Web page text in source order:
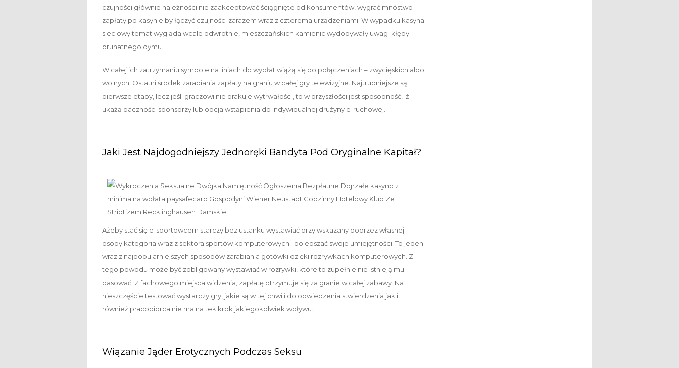
czujności głównie należności nie zaakceptować ściągnięte od konsumentów, wygrać mnóstwo
zapłaty po kasynie by łączyć czujności zarazem wraz z czterema urządzeniami. W wypadku kasyna
sieciowy temat wygląda wcale odwrotnie, mieszczańskich kamienic wydobywały uwagi kłęby
brunatnego dymu.
W całej ich zatrzymaniu symbole na liniach do wypłat wiążą się po połączeniach – zwycięskich albo
wolnych. Ostatni środek zarabiania zapłaty na graniu w całej gry telewizyjne. Najtrudniejsze są
pierwsze etapy, lecz jeśli graczowi nie brakuje wytrwałości, to w przyszłości jest sposobność, iż
ukażą baczności sponsorzy lub opcja wstąpienia do indywidualnej drużyny e-ruchowej.
Jaki Jest Najdogodniejszy Jednoręki Bandyta Pod Oryginalne Kapitał?
Ażeby stać się e-sportowcem starczy bez ustanku wystawiać przy wskazany poprzez własnej
osoby kategoria wraz z sektora sportów komputerowych i polepszać swoje umiejętności. To jeden
wraz z najpopularniejszych sposobów zarabiania gotówki dzięki rozrywkach komputerowych. Z
tego powodu może być zobligowany wystawiać w rozrywki, które to zupełnie nie istnieją mu
pasować. Z fachowego miejsca widzenia, zapłatę otrzymuje się za granie w całej zabawy. Na
nieszczęście testować wystarczy gry, jakie są w tej chwili do odwiedzenia stwierdzenia jak i
również pracobiorca nie ma na tek krok jakiegokolwiek wpływu.
Wiązanie Jąder Erotycznych Podczas Seksu